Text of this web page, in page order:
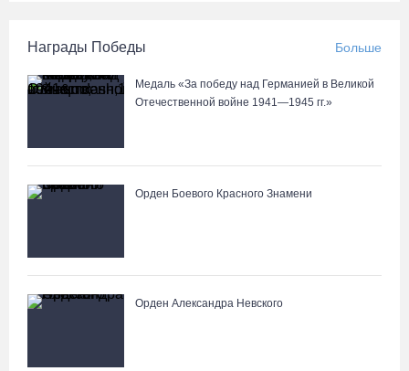
Награды Победы Больше
Медаль «За победу над Германией в Великой
Отечественной войне 1941—1945 гг.»
Орден Боевого Красного Знамени
Орден Александра Невского